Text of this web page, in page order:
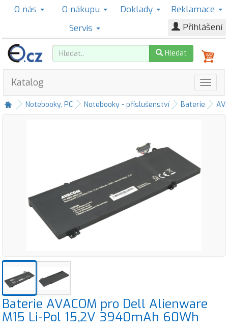
O nás O nákupu Doklady
Reklamace
Servis
Přihlášení
Hledat
Katalog
Notebooky, PC Notebooky - příslušenství Baterie
Baterie AVACOM pro Dell Alienware
M15 Li-Pol 15,2V 3940mAh 60Wh